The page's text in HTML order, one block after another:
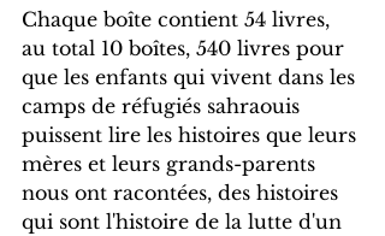
Chaque boîte contient 54 livres,
au total 10 boîtes, 540 livres pour
que les enfants qui vivent dans les
camps de réfugiés sahraouis
puissent lire les histoires que leurs
mères et leurs grands-parents
nous ont racontées, des histoires
qui sont l'histoire de la lutte d'un